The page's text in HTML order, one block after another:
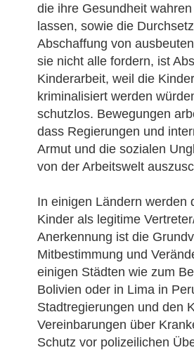
die ihre Gesundheit
lassen, sowie die
Abschaffung von
sie nicht alle fordern, ist
Kinderarbeit, weil die
kriminalisiert werden
schutzlos. Bewegungen
dass Regierungen und
Armut und die sozialen
von der Arbeitswelt
In einigen Ländern werden
Kinder als legitime
Anerkennung ist die
Mitbestimmung und
einigen Städten wie zum
Bolivien oder in Lima in
Stadtregierungen und den
Vereinbarungen über
Schutz vor polizeilichen